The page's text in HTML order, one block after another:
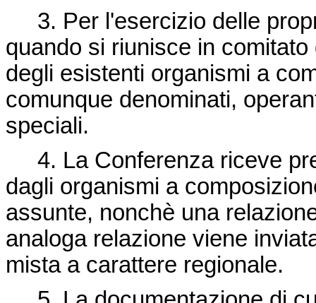
3. Per l'esercizio delle
quando si riunisce in
degli esistenti organismi a
comunque denominati,
speciali.
4. La Conferenza riceve
dagli organismi a
assunte, nonchè una
analoga relazione viene
mista a carattere regionale.